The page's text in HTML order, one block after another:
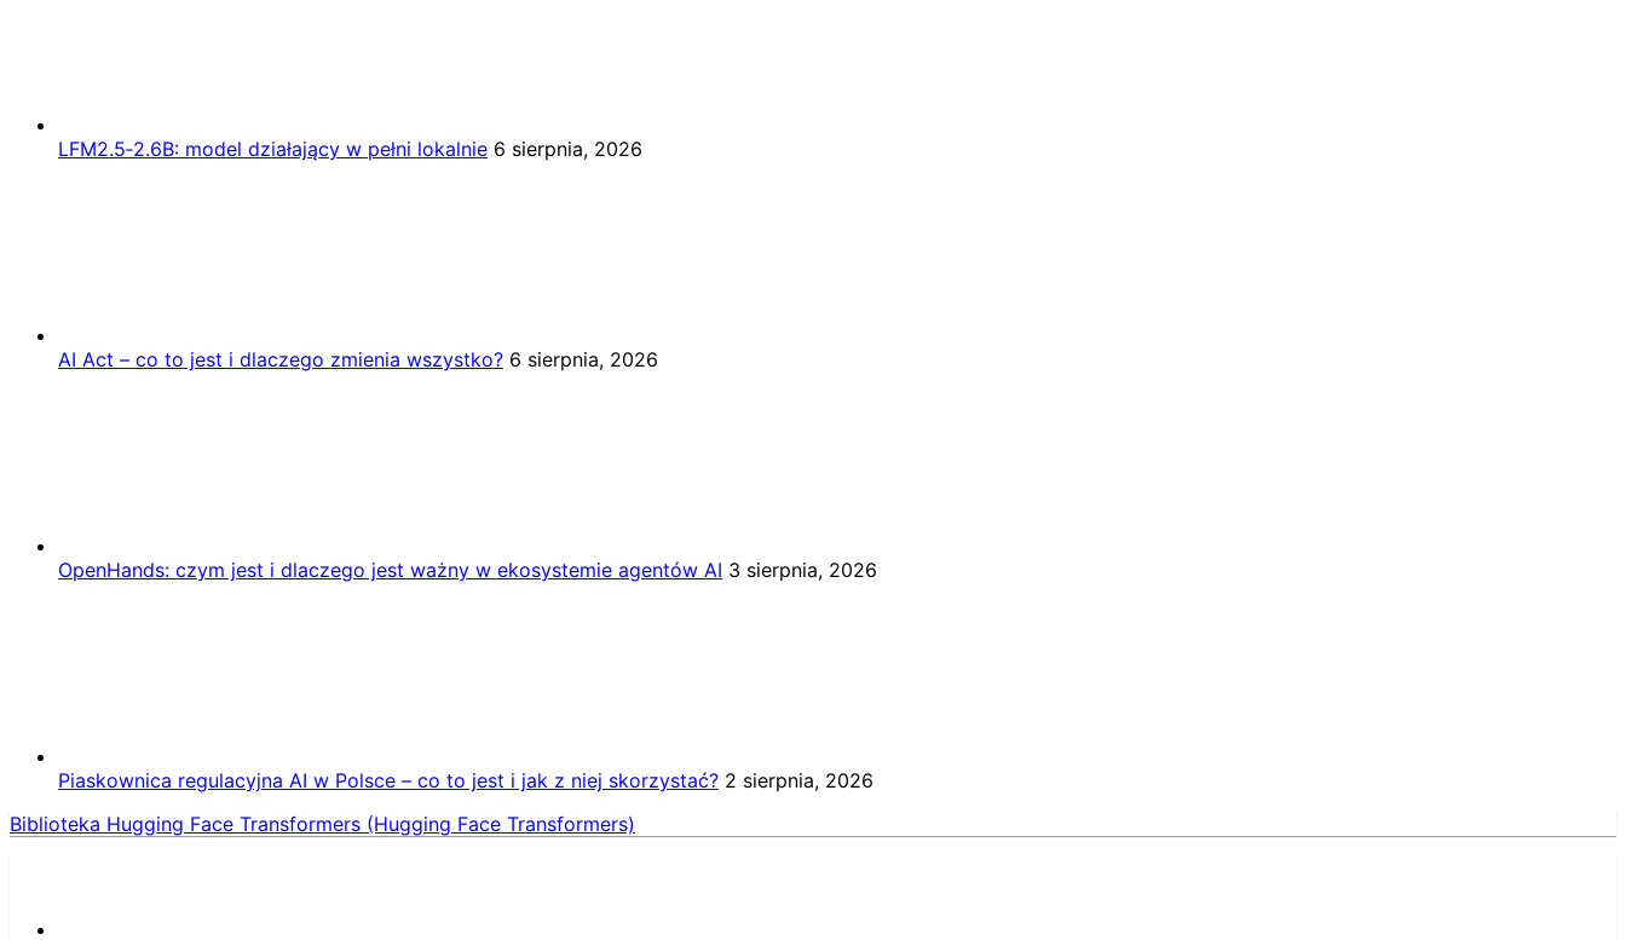
LFM2.5‑2.6B: model działający w pełni lokalnie 6 sierpnia, 2026
AI Act – co to jest i dlaczego zmienia wszystko? 6 sierpnia, 2026
OpenHands: czym jest i dlaczego jest ważny w ekosystemie agentów AI 3 sierpnia, 2026
Piaskownica regulacyjna AI w Polsce – co to jest i jak z niej skorzystać? 2 sierpnia, 2026
Biblioteka Hugging Face Transformers (Hugging Face Transformers)